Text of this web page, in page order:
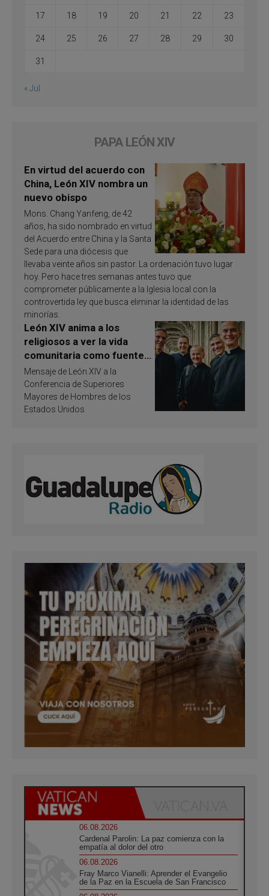
17 18 19 20 21 22 23
24 25 26 27 28 29 30
31
« Jul
PAPA LEÓN XIV
En virtud del acuerdo con
China, León XIV nombra un
nuevo obispo
Mons. Chang Yanfeng, de 42
años, ha sido nombrado en virtud
del Acuerdo entre China y la Santa
Sede para una diócesis que
llevaba veinte años sin pastor. La ordenación tuvo lugar
hoy. Pero hace tres semanas antes tuvo que
comprometer públicamente a la Iglesia local con la
controvertida ley que busca eliminar la identidad de las
minorías.
León XIV anima a los
religiosos a ver la vida
comunitaria como fuente
de inspiración y
santificación
Mensaje de León XIV a la
Conferencia de Superiores
Mayores de Hombres de los
Estados Unidos
06.08.2026
Cardenal Parolin: La paz comienza con la
empatía al dolor del otro
06.08.2026
Fray Marco Vianelli: Aprender el Evangelio
de la Paz en la Escuela de San Francisco